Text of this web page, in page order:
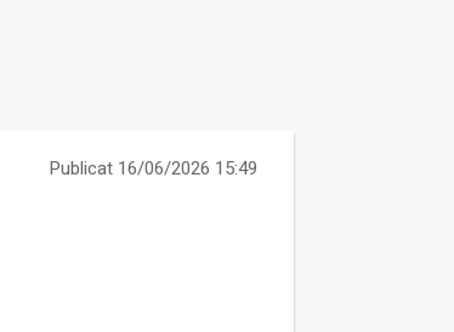
Publicat 16/06/2026 15:49